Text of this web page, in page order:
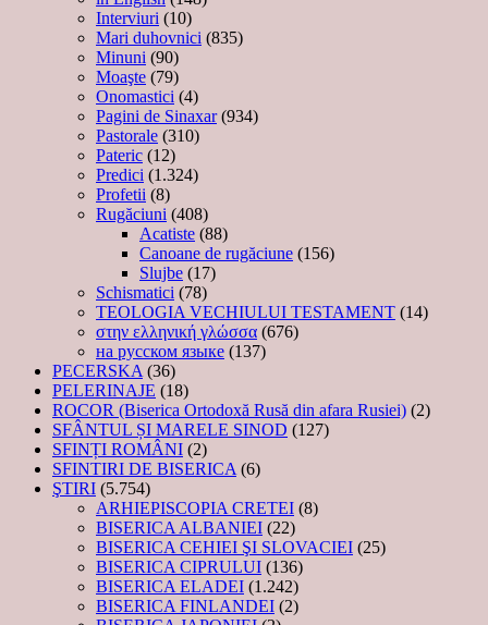
Interviuri (10)
Mari duhovnici (835)
Minuni (90)
Moaşte (79)
Onomastici (4)
Pagini de Sinaxar(934)
Pastorale (310)
Pateric (12)
Predici (1.324)
Profetii (8)
Rugăciuni (408)
Acatiste (88)
Canoane de rugăciune (156)
Slujbe (17)
Schismatici (78)
TEOLOGIA VECHIULUI TESTAMENT (14)
στην ελληνική γλώσσα (676)
на русском языке (137)
PECERSKA (36)
PELERINAJE (18)
ROCOR (Biserica Ortodoxă Rusă din afara Rusiei) (2)
SFÂNTUL ȘI MARELE SINOD (127)
SFINȚI ROMÂNI (2)
SFINTIRI DE BISERICA (6)
ŞTIRI (5.754)
ARHIEPISCOPIA CRETEI (8)
BISERICA ALBANIEI (22)
BISERICA CEHIEI ŞI SLOVACIEI (25)
BISERICA CIPRULUI (136)
BISERICA ELADEI (1.242)
BISERICA FINLANDEI (2)